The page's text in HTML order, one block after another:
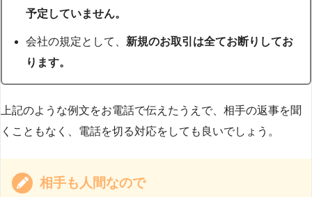
予定していません。
会社の規定として、 新規のお取引は全てお断りしてお
ります。
上記のような例文をお電話で伝えたうえで、相手の返事を聞
くこともなく、電話を切る対応をしても良いでしょう。
相手も人間なので